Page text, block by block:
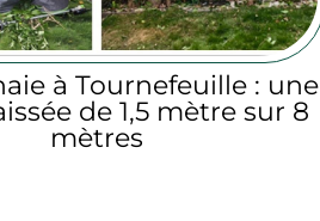
à Tournefeuille : une
de 1,5 mètre sur 8
mètres